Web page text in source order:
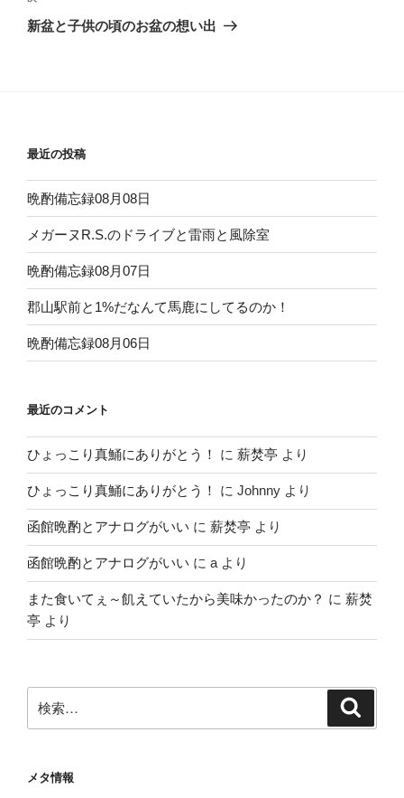
ゲ
の
新盆と子供の頃のお盆の想い出
最近の投稿
晩酌備忘録08月08日
メガーヌR.S.のドライブと雷雨と風除室
晩酌備忘録08月07日
郡山駅前と1%だなんて馬鹿にしてるのか！
晩酌備忘録08月06日
最近のコメント
ひょっこり真鯒にありがとう！ に 薪焚亭 より
ひょっこり真鯒にありがとう！ に Johnny より
函館晩酌とアナログがいい に 薪焚亭 より
函館晩酌とアナログがいい に a より
また食いてぇ～飢えていたから美味かったのか？ に 薪焚
亭 より
索:
メタ情報